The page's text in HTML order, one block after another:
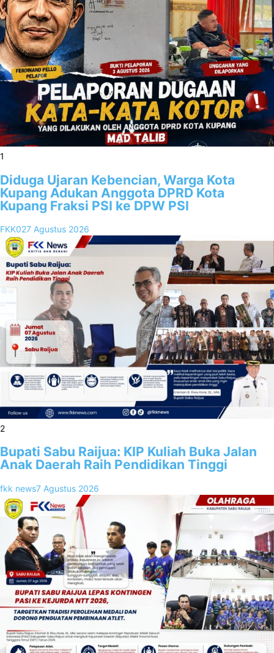
1
Diduga Ujaran Kebencian, Warga Kota
Kupang Adukan Anggota DPRD Kota
Kupang Fraksi PSI ke DPW PSI
FKK027 Agustus 2026
2
Bupati Sabu Raijua: KIP Kuliah Buka Jalan
Anak Daerah Raih Pendidikan Tinggi
fkk news7 Agustus 2026